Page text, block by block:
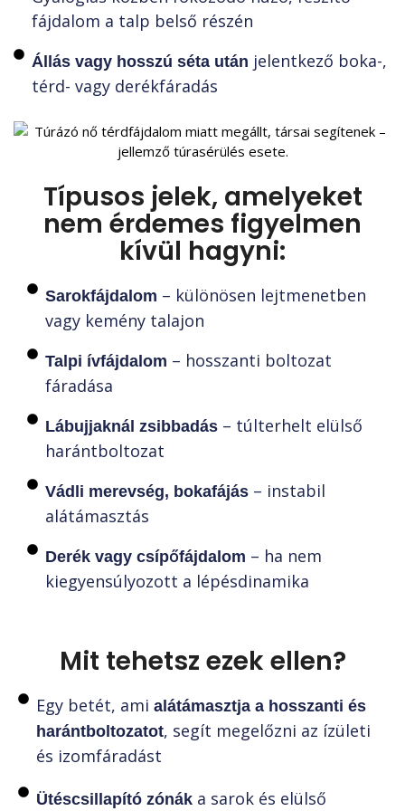
fájdalom a talp belső részén
Állás vagy hosszú séta után jelentkező boka-,
térd- vagy derékfáradás
Típusos jelek, amelyeket
nem érdemes figyelmen
kívül hagyni:
Sarokfájdalom – különösen lejtmenetben
vagy kemény talajon
Talpi ívfájdalom – hosszanti boltozat
fáradása
Lábujjaknál zsibbadás – túlterhelt elülső
harántboltozat
Vádli merevség, bokafájás – instabil
alátámasztás
Derék vagy csípőfájdalom – ha nem
kiegyensúlyozott a lépésdinamika
Mit tehetsz ezek ellen?
Egy betét, ami alátámasztja a hosszanti és
harántboltozatot, segít megelőzni az ízületi
és izomfáradást
Ütéscsillapító zónák a sarok és elülső